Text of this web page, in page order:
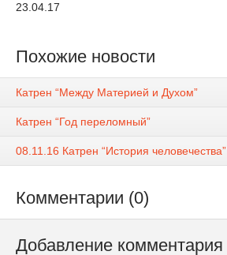
23.04.17
Похожие новости
Катрен “Между Материей и Духом”
Катрен “Год переломный”
08.11.16 Катрен “История человечества”
Комментарии (0)
Добавление комментария